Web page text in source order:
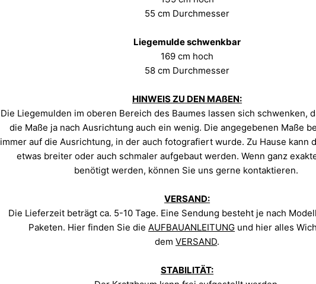
55 cm Durchmesser
Liegemulde schwenkbar
169 cm hoch
58 cm Durchmesser
HINWEIS ZU DEN MAßEN:
Die Liegemulden im oberen Bereich des Baumes lassen sich schwenken,
die Maße ja nach Ausrichtung auch ein wenig. Die angegebenen Maße
immer auf die Ausrichtung, in der auch fotografiert wurde. Zu Hause kann
etwas breiter oder auch schmaler aufgebaut werden. Wenn ganz
benötigt werden, können Sie uns gerne kontaktieren.
VERSAND:
Die Lieferzeit beträgt ca. 5-10 Tage. Eine Sendung besteht je nach
Paketen. Hier finden Sie die AUFBAUANLEITUNG und hier alles
dem VERSAND.
STABILITÄT: